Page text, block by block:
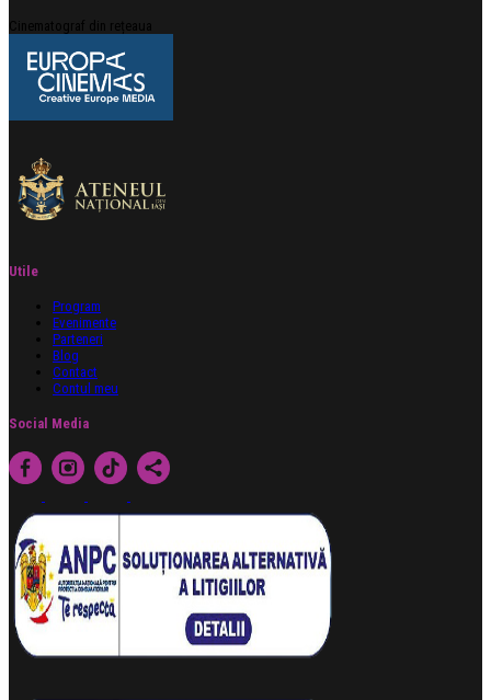
Cinematograf din rețeaua
Utile
Program
Evenimente
Parteneri
Blog
Contact
Contul meu
Social Media